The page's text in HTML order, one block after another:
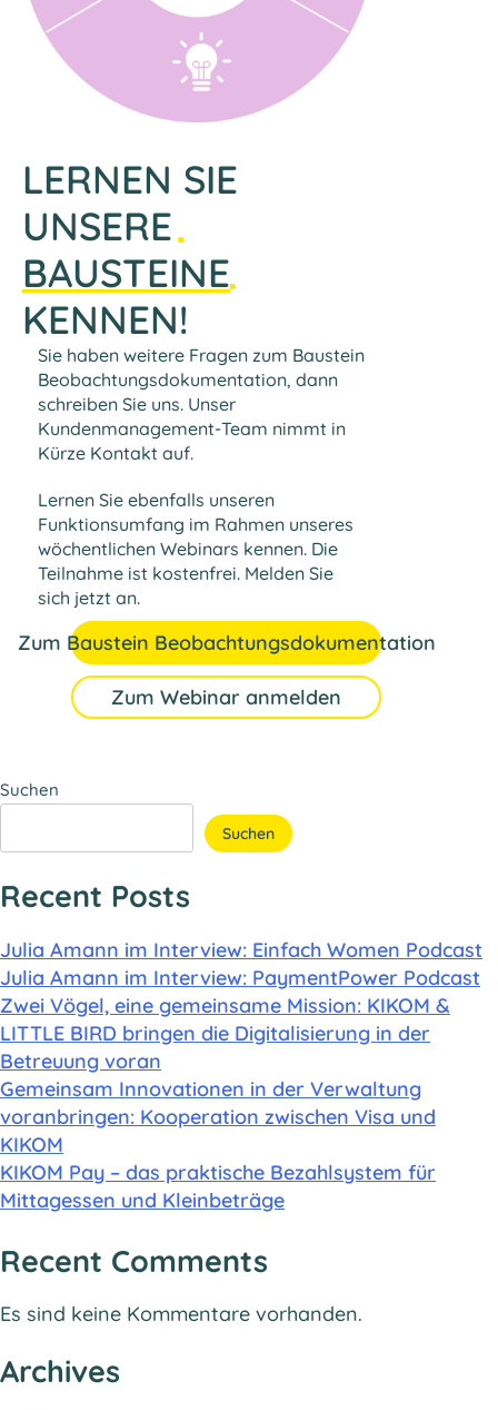
LERNEN SIE
UNSERE
BAUSTEINE
KENNEN!
Sie haben weitere Fragen zum Baustein
Beobachtungsdokumentation, dann
schreiben Sie uns. Unser
Kundenmanagement-Team nimmt in
Kürze Kontakt auf.
Lernen Sie ebenfalls unseren
Funktionsumfang im Rahmen unseres
wöchentlichen Webinars kennen. Die
Teilnahme ist kostenfrei. Melden Sie
sich jetzt an.
Zum Baustein Beobachtungsdokumentation
Zum Webinar anmelden
Suchen
Suchen
Recent Posts
Julia Amann im Interview: Einfach Women Podcast
Julia Amann im Interview: PaymentPower Podcast
Zwei Vögel, eine gemeinsame Mission: KIKOM &
LITTLE BIRD bringen die Digitalisierung in der
Betreuung voran
Gemeinsam Innovationen in der Verwaltung
voranbringen: Kooperation zwischen Visa und
KIKOM
KIKOM Pay – das praktische Bezahlsystem für
Mittagessen und Kleinbeträge
Recent Comments
Es sind keine Kommentare vorhanden.
Archives